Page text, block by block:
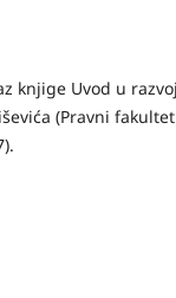
knjige Uvod u
(Pravni